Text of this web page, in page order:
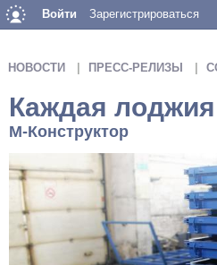
Войти Зарегистрироваться
НОВОСТИ ПРЕСС-РЕЛИЗЫ
Каждая
М-Конструктор